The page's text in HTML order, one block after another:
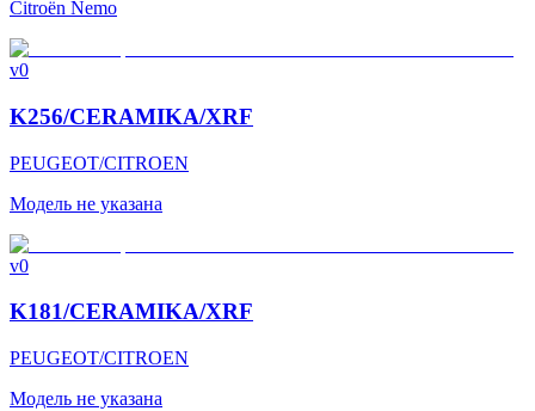
Citroën Nemo
v0
K256/CERAMIKA/XRF
PEUGEOT/CITROEN
Модель не указана
v0
K181/CERAMIKA/XRF
PEUGEOT/CITROEN
Модель не указана